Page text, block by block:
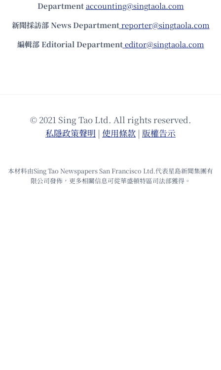
Department accounting@singtaola.com
新聞採訪部 News Department reporter@singtaola.com
編輯部 Editorial Department editor@singtaola.com
© 2021 Sing Tao Ltd. All rights reserved.
私隱政策聲明 | 使⽤條款 | 版權告⽰
本材料由Sing Tao Newspapers San Francisco Ltd.代表星島新聞集團有
限公司發佈，更多相關信息可從華盛頓特區司法部獲得。